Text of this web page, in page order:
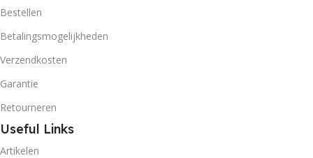
Bestellen
Betalingsmogelijkheden
Verzendkosten
Garantie
Retourneren
Useful Links
Artikelen